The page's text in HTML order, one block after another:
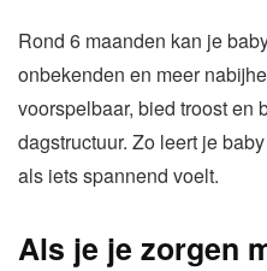
Rond 6 maanden kan je
onbekenden en meer
voorspelbaar, bied troost en
dagstructuur. Zo leert je
als iets spannend voelt.
Als je je zorgen